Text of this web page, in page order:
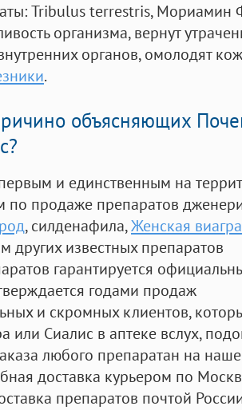
Tribulus terrestris, Мориамин
организма, вернут
органов, омолодят
.
объясняющих
и единственным на
по продаже препаратов
, силденафила,Женская
других известных препаратов
гарантируется
годами продаж
и скромных клиентов,
или Сиалис в аптеке вслух,
любого препаратан на
доставка курьером по
препаратов почтой